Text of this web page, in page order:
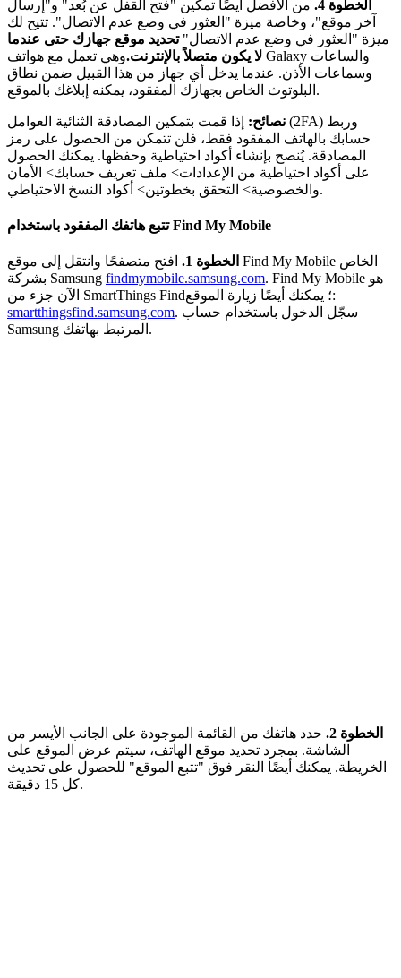
الخطوة 4.
من الأفضل أيضًا تمكين "فتح القفل عن بُعد" و"إرسال
آخر موقع"، وخاصة ميزة "العثور في وضع عدم الاتصال". تتيح لك
ميزة "العثور في وضع عدم الاتصال"تحديد موقع جهازك حتى عندما
لا يكون متصلاً بالإنترنت.وهي تعمل مع هواتف Galaxy والساعات
وسماعات الأذن. عندما يدخل أي جهاز من هذا القبيل ضمن نطاق
البلوتوث الخاص بجهازك المفقود، يمكنه إبلاغك بالموقع.
نصائح: إذا قمت بتمكين المصادقة الثنائية العوامل (2FA) وربط
حسابك بالهاتف المفقود فقط، فلن تتمكن من الحصول على رمز
المصادقة. يُنصح بإنشاء أكواد احتياطية وحفظها. يمكنك الحصول
على أكواد احتياطية من الإعدادات> ملف تعريف حسابك> الأمان
والخصوصية> التحقق بخطوتين> أكواد النسخ الاحتياطي.
تتبع هاتفك المفقود باستخدام Find My Mobile
الخطوة 1.
افتح متصفحًا وانتقل إلى موقع Find My Mobile الخاص
بشركة Samsung findmymobile.samsung.com. Find My Mobile هو
الآن جزء من SmartThings Find؛ يمكنك أيضًا زيارة الموقع:
smartthingsfind.samsung.com. سجّل الدخول باستخدام حساب
Samsung المرتبط بهاتفك.
الخطوة 2.
حدد هاتفك من القائمة الموجودة على الجانب الأيسر من
الشاشة. بمجرد تحديد موقع الهاتف، سيتم عرض الموقع على
الخريطة. يمكنك أيضًا النقر فوق "تتبع الموقع" للحصول على تحديث
كل 15 دقيقة.